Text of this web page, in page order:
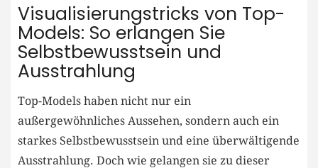
Visualisierungstricks von Top-
Models: So erlangen Sie
Selbstbewusstsein und
Ausstrahlung
Top-Models haben nicht nur ein⁣
außergewöhnliches Aussehen, sondern auch ein
starkes Selbstbewusstsein und eine überwältigende
Ausstrahlung. Doch ⁢wie gelangen sie zu dieser